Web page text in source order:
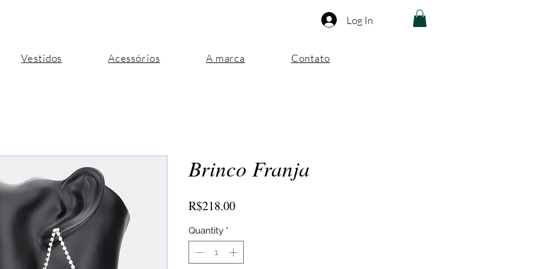
Log In
Vestidos Acessórios A marca Contato
Brinco Franja
R$218.00Price
Quantity *